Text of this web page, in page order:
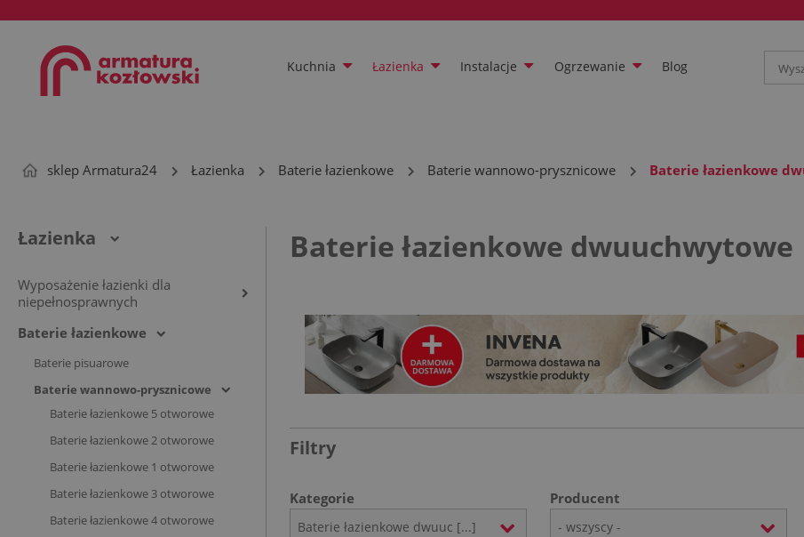
Kuchnia Łazienka Instalacje Ogrzewanie Blog
sklep Armatura24 Łazienka Baterie łazienkowe Baterie wannowo-prysznicowe Baterie łazienkowe
Łazienka
Wyposażenie łazienki dla
niepełnosprawnych
Baterie łazienkowe
Baterie pisuarowe
Baterie wannowo-prysznicowe
Baterie łazienkowe 5 otworowe
Baterie łazienkowe 2 otworowe
Baterie łazienkowe 1 otworowe
Baterie łazienkowe 3 otworowe
Baterie łazienkowe 4 otworowe
Baterie łazienkowe dwuuchwytowe
Filtry
Kategorie
Baterie łazienkowe dwuuc [...]
Producent
- wszyscy -